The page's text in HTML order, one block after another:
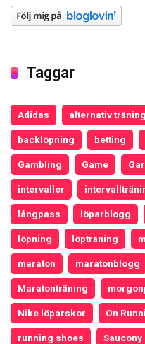
Taggar
Adidas alternativ träning
backlöpning betting
Gambling Game
intervaller
långpass löparblogg
löpning löpträning
maraton maratonblogg
Maratonträning
Nike löparskor On
running shoes Saucony